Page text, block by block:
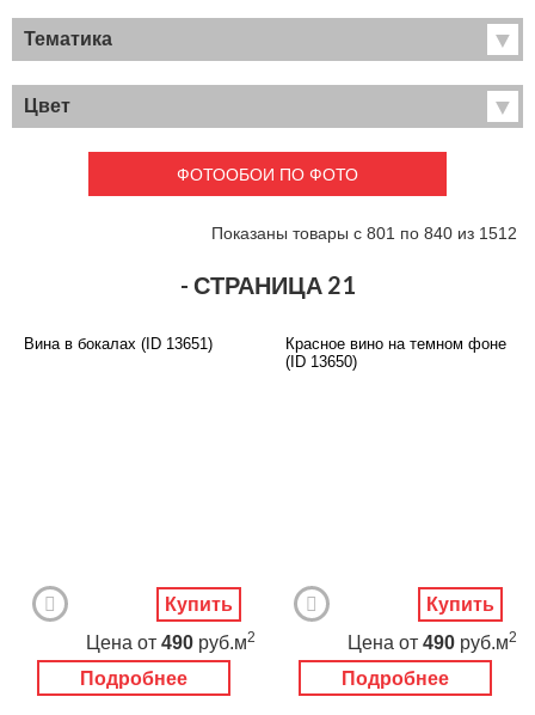
Тематика
Хиты продаж
Фрески
Детские
Карты
Перспектива
Города
Живопись
Животный мир
Еда и напитки
Архитектура
Цвет
ФОТООБОИ ПО ФОТО
Показаны товары с 801 по 840 из 1512
- СТРАНИЦА 21
Вина в бокалах (ID 13651)
Подробнее
Цена от 490 руб.м2
Купить
Красное вино на темном фоне
(ID 13650)
Подробнее
Цена от 490 руб.м2
Купить